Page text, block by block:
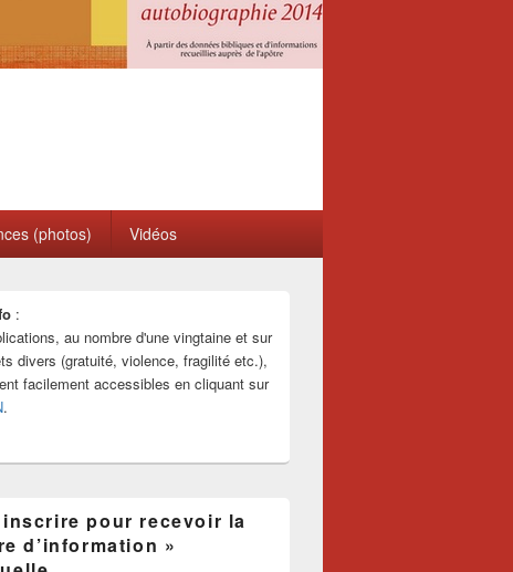
(photos) Vidéos
:
au nombre d'une vingtaine et sur
divers (gratuité, violence, fragilité etc.),
facilement accessibles en cliquant sur
.
inscrire pour recevoir la
d’information »